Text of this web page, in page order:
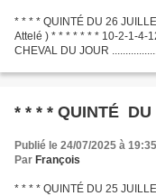
* * * * QUINTÉ DU 26
Attelé ) * * * * * * * 10-2-1-4-
CHEVAL DU JOUR
Publié le 24/07/2025 à 19:35
Par François
* * * * QUINTÉ DU 25